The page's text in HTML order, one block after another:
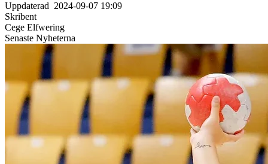
Uppdaterad 2024-09-07 19:09
Skribent
Cege Elfwering
Senaste Nyheterna